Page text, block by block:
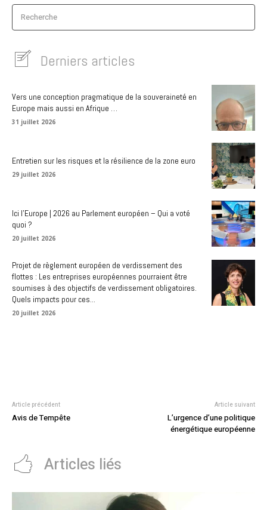
Recherche
Derniers articles
Vers une conception pragmatique de la souveraineté en
Europe mais aussi en Afrique …
31 juillet 2026
Entretien sur les risques et la résilience de la zone euro
29 juillet 2026
Ici l’Europe | 2026 au Parlement européen – Qui a voté
quoi ?
20 juillet 2026
Projet de règlement européen de verdissement des
flottes : Les entreprises européennes pourraient être
soumises à des objectifs de verdissement obligatoires.
Quels impacts pour ces...
20 juillet 2026
Article précédent
Avis de Tempête
Article suivant
L’urgence d’une politique
énergétique européenne
Articles liés